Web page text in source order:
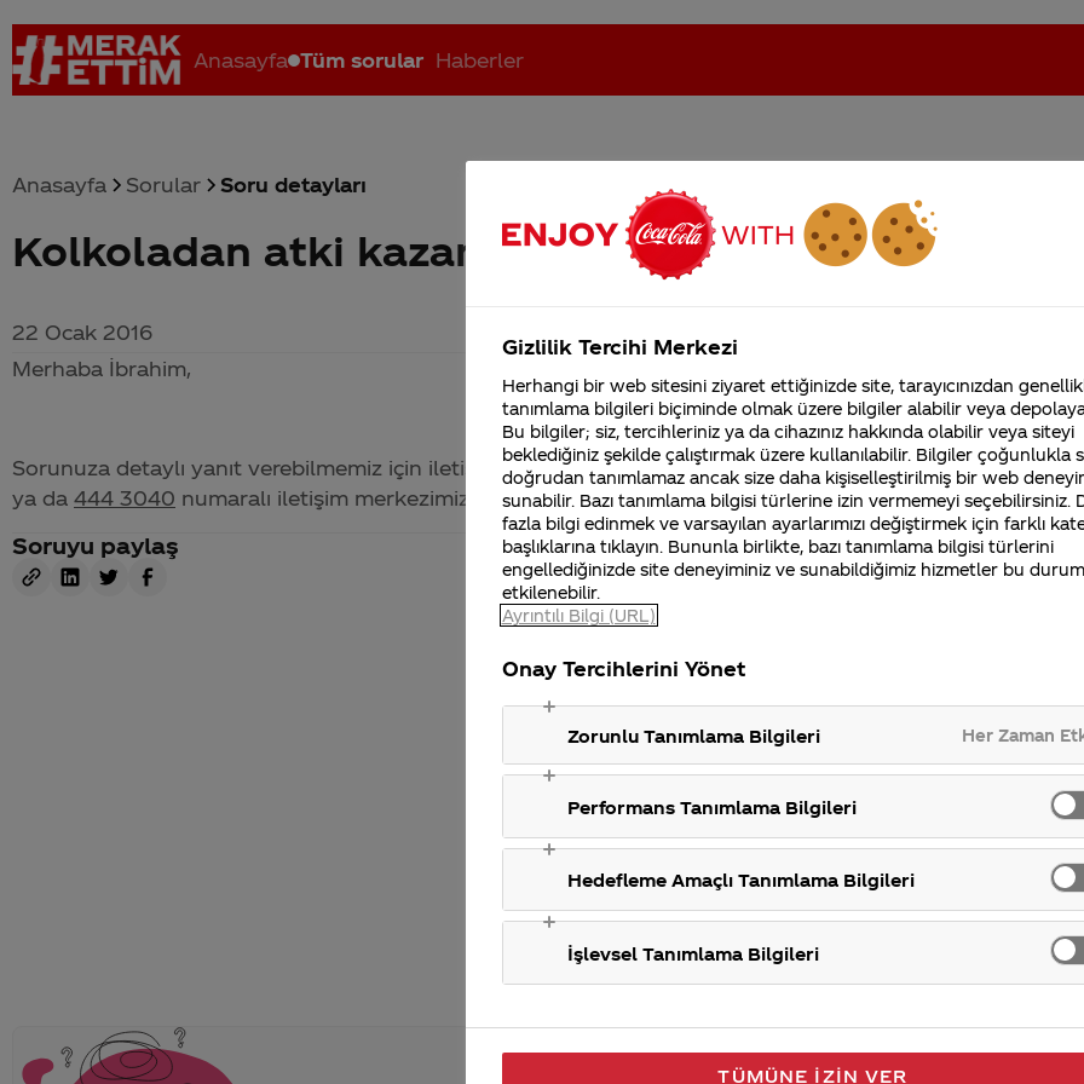
Anasayfa Tüm sorular Haberler
Coca-Cola nerenin malı? Coca cola İsrail malı mı Yani ... Coca-Cola'nın Filistin'de fabr... Coca-Cola’yı kim buldu?
Anasayfa Sorular Soru detayları
Kolkoladan atki kazandim ne zaman gelir
22 Ocak 2016
Merhaba İbrahim,
Sorunuza detaylı yanıt verebilmemiz için iletişim bilgilerinizi iletisimmerkezi@coca-cola.com adresine
ya da 444 3040 numaralı iletişim merkezimizden bize ulaşabilirsiniz. İlginiz için teşekkür ederiz.
Soruyu paylaş
Coca-Cola Şirketi
merak ettikleriniz.
Fabrikalarımız,
sertifikalarımız, faaliyet
gösterdiğimiz ülkeler,
tarihçemiz ve daha
Gizlilik Tercihi Merkezi
Herhangi bir web sitesini ziyaret ettiğinizde site, tarayıcınızdan
tanımlama bilgileri biçiminde olmak üzere bilgiler alabilir veya
Bu bilgiler; siz, tercihleriniz ya da cihazınız hakkında olabilir veya siteyi
beklediğiniz şekilde çalıştırmak üzere kullanılabilir. Bilgiler çoğunlukla
doğrudan tanımlamaz ancak size daha kişiselleştirilmiş bir web
sunabilir. Bazı tanımlama bilgisi türlerine izin vermemeyi seçebilirsiniz.
fazla bilgi edinmek ve varsayılan ayarlarımızı değiştirmek için farklı
başlıklarına tıklayın. Bununla birlikte, bazı tanımlama bilgisi türlerini
engellediğinizde site deneyiminiz ve sunabildiğimiz hizmetler bu
etkilenebilir.
Ayrıntılı Bilgi (URL)
Onay Tercihlerini Yönet
Zorunlu Tanımlama Bilgileri Her Zaman
Performans Tanımlama Bilgileri
Hedefleme Amaçlı Tanımlama Bilgileri
İşlevsel Tanımlama Bilgileri
TÜMÜNE İZIN VER